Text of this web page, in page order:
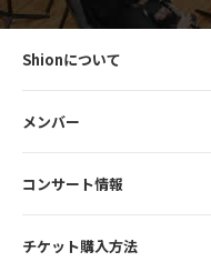
Shionについて
メンバー
コンサート情報
チケット購入方法